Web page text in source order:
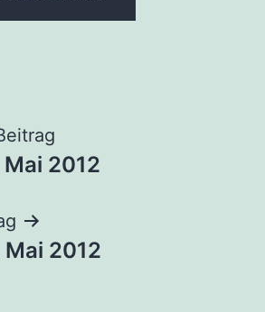
2012
Mai 2012